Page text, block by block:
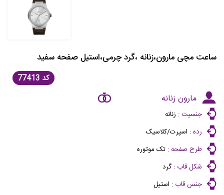
ساعت مچی مارون،زنانه ،گرد چرمی،استیل صفحه سفید
کد
مارون زنانه
جنسیت : زنانه
رده : اسپرت/کلاسیک
طرح صفحه : تک موتوره
شکل قاب :گرد
جنس قاب : استیل